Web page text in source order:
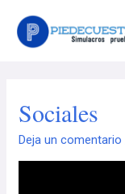
Sociales
Deja un comentario